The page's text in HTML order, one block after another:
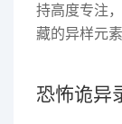
持高度专注
藏的异样元素
恐怖诡异